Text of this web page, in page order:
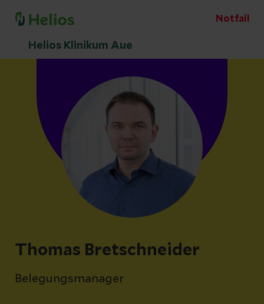
Notfall
Helios Klinikum Aue
Thomas Bretschneider
Belegungsmanager